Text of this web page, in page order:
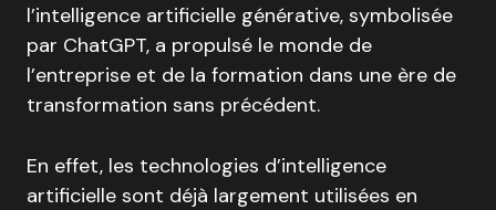
l’intelligence artificielle générative, symbolisée
par ChatGPT, a propulsé le monde de
l’entreprise et de la formation dans une ère de
transformation sans précédent.
En effet, les technologies d’intelligence
artificielle sont déjà largement utilisées en